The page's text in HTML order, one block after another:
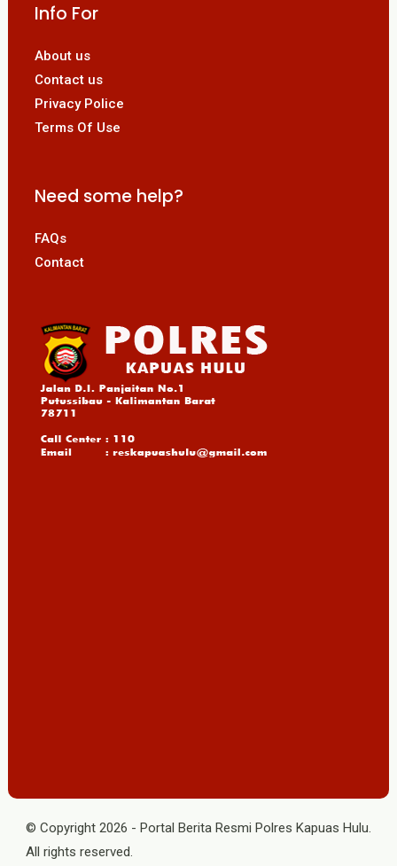
Info For
About us
Contact us
Privacy Police
Terms Of Use
Need some help?
FAQs
Contact
© Copyright 2026 - Portal Berita Resmi Polres Kapuas Hulu.
All rights reserved.